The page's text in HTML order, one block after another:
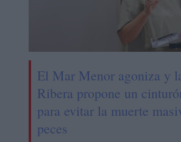
El Mar Menor agoniza y
Ribera propone un
para evitar la muerte
peces